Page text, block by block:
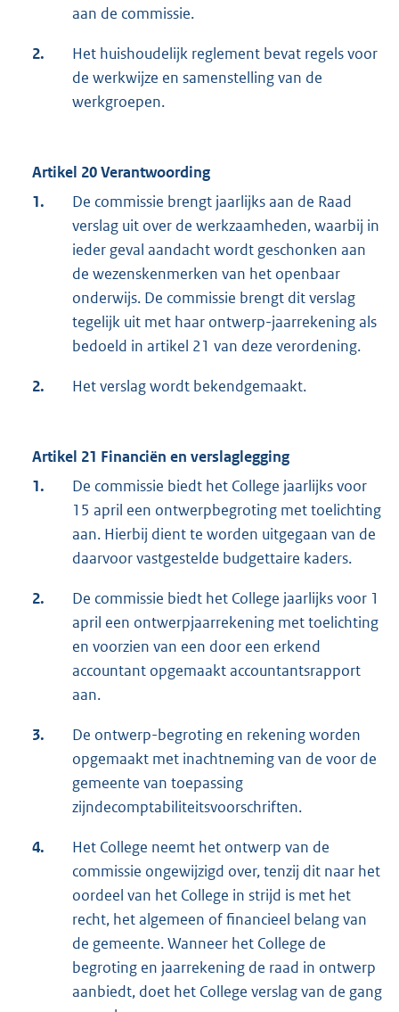
aan de commissie.
2.
Het huishoudelijk reglement bevat regels voor
de werkwijze en samenstelling van de
werkgroepen.
Artikel 20 Verantwoording
1.
De commissie brengt jaarlijks aan de Raad
verslag uit over de werkzaamheden, waarbij in
ieder geval aandacht wordt geschonken aan
de wezenskenmerken van het openbaar
onderwijs. De commissie brengt dit verslag
tegelijk uit met haar ontwerp-jaarrekening als
bedoeld in artikel 21 van deze verordening.
2. Het verslag wordt bekendgemaakt.
Artikel 21 Financiën en verslaglegging
1.
De commissie biedt het College jaarlijks voor
15 april een ontwerpbegroting met toelichting
aan. Hierbij dient te worden uitgegaan van de
daarvoor vastgestelde budgettaire kaders.
2.
De commissie biedt het College jaarlijks voor 1
april een ontwerpjaarrekening met toelichting
en voorzien van een door een erkend
accountant opgemaakt accountantsrapport
aan.
3.
De ontwerp-begroting en rekening worden
opgemaakt met inachtneming van de voor de
gemeente van toepassing
zijndecomptabiliteitsvoorschriften.
4.
Het College neemt het ontwerp van de
commissie ongewijzigd over, tenzij dit naar het
oordeel van het College in strijd is met het
recht, het algemeen of financieel belang van
de gemeente. Wanneer het College de
begroting en jaarrekening de raad in ontwerp
aanbiedt, doet het College verslag van de gang